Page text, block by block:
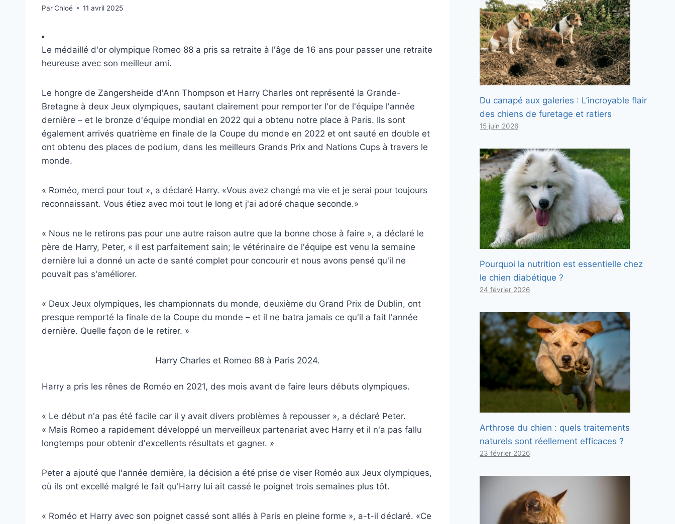
ParChloé 11 avril 2025
Le médaillé d'or olympique Romeo 88 a pris sa retraite à l'âge de 16 ans pour passer une retraite
heureuse avec son meilleur ami.
Le hongre de Zangersheide d'Ann Thompson et Harry Charles ont représenté la Grande-
Bretagne à deux Jeux olympiques, sautant clairement pour remporter l'or de l'équipe l'année
dernière – et le bronze d'équipe mondial en 2022 qui a obtenu notre place à Paris. Ils sont
également arrivés quatrième en finale de la Coupe du monde en 2022 et ont sauté en double et
ont obtenu des places de podium, dans les meilleurs Grands Prix and Nations Cups à travers le
monde.
« Roméo, merci pour tout », a déclaré Harry. «Vous avez changé ma vie et je serai pour toujours
reconnaissant. Vous étiez avec moi tout le long et j'ai adoré chaque seconde.»
« Nous ne le retirons pas pour une autre raison autre que la bonne chose à faire », a déclaré le
père de Harry, Peter, « il est parfaitement sain; le vétérinaire de l'équipe est venu la semaine
dernière lui a donné un acte de santé complet pour concourir et nous avons pensé qu'il ne
pouvait pas s'améliorer.
« Deux Jeux olympiques, les championnats du monde, deuxième du Grand Prix de Dublin, ont
presque remporté la finale de la Coupe du monde – et il ne batra jamais ce qu'il a fait l'année
dernière. Quelle façon de le retirer. »
Harry Charles et Romeo 88 à Paris 2024.
Harry a pris les rênes de Roméo en 2021, des mois avant de faire leurs débuts olympiques.
« Le début n'a pas été facile car il y avait divers problèmes à repousser », a déclaré Peter.
« Mais Romeo a rapidement développé un merveilleux partenariat avec Harry et il n'a pas fallu
longtemps pour obtenir d'excellents résultats et gagner. »
Peter a ajouté que l'année dernière, la décision a été prise de viser Roméo aux Jeux olympiques,
où ils ont excellé malgré le fait qu'Harry lui ait cassé le poignet trois semaines plus tôt.
« Roméo et Harry avec son poignet cassé sont allés à Paris en pleine forme », a-t-il déclaré. «Ce
Du canapé aux galeries : L’incroyable flair
des chiens de furetage et ratiers
15 juin 2026
Pourquoi la nutrition est essentielle chez
le chien diabétique ?
24 février 2026
Arthrose du chien : quels traitements
naturels sont réellement efficaces ?
23 février 2026